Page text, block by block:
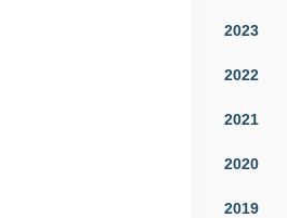
2023
2022
2021
2020
2019